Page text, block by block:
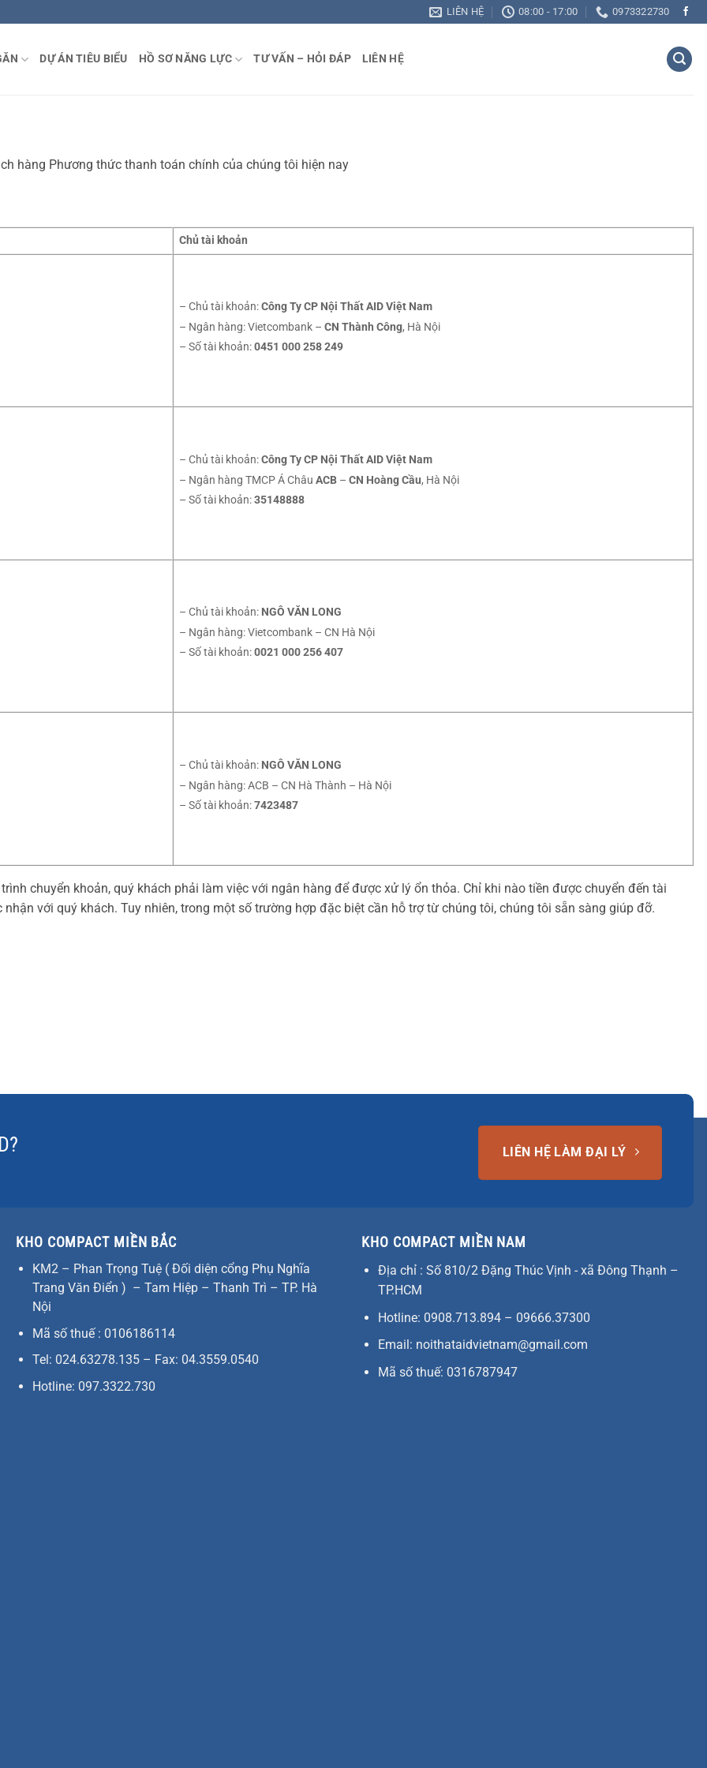
LIÊN HỆ 08:00 - 17:00 0973322730
DỰ ÁN TIÊU BIỂU HỒ SƠ NĂNG LỰC TƯ VẤN – HỎI ĐÁP LIÊN HỆ
hàng Phương thức thanh toán chính của chúng tôi hiện nay
Chủ tài khoản
– Chủ tài khoản:Công Ty CP Nội Thất AID Việt Nam
– Ngân hàng: Vietcombank –CN Thành Công, Hà Nội
– Số tài khoản:0451 000 258 249
– Chủ tài khoản:Công Ty CP Nội Thất AID Việt Nam
– Ngân hàng TMCP Á ChâuACB –CN Hoàng Cầu, Hà Nội
– Số tài khoản:35148888
– Chủ tài khoản: NGÔ VĂN LONG
– Ngân hàng: Vietcombank – CN Hà Nội
– Số tài khoản:0021 000 256 407
– Chủ tài khoản: NGÔ VĂN LONG
– Ngân hàng: ACB – CN Hà Thành – Hà Nội
– Số tài khoản:7423487
chuyển khoản, quý khách phải làm việc với ngân hàng để được xử lý ổn thỏa. Chỉ khi nào tiền được chuyển đến tài
nhận với quý khách. Tuy nhiên, trong một số trường hợp đặc biệt cần hỗ trợ từ chúng tôi, chúng tôi sẵn sàng giúp đỡ.
LIÊN HỆ LÀM ĐẠI LÝ
KHO COMPACT MIỀN BẮC
KM2 – Phan Trọng Tuệ ( Đối diện cổng Phụ Nghĩa
Trang Văn Điển ) – Tam Hiệp – Thanh Trì – TP. Hà
Nội
Mã số thuế : 0106186114
Tel: 024.63278.135 – Fax: 04.3559.0540
Hotline: 097.3322.730
KHO COMPACT MIỀN NAM
Địa chỉ : Số 810/2 Đặng Thúc Vịnh - xã Đông Thạnh –
TP.HCM
Hotline: 0908.713.894 – 09666.37300
Email: noithataidvietnam@gmail.com
Mã số thuế: 0316787947